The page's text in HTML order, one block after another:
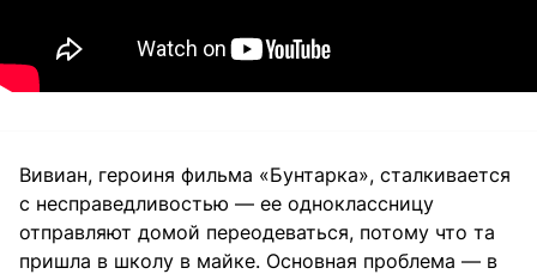
Вивиан, героиня фильма «Бунтарка», сталкивается
с несправедливостью — ее одноклассницу
отправляют домой переодеваться, потому что та
пришла в школу в майке. Основная проблема — в